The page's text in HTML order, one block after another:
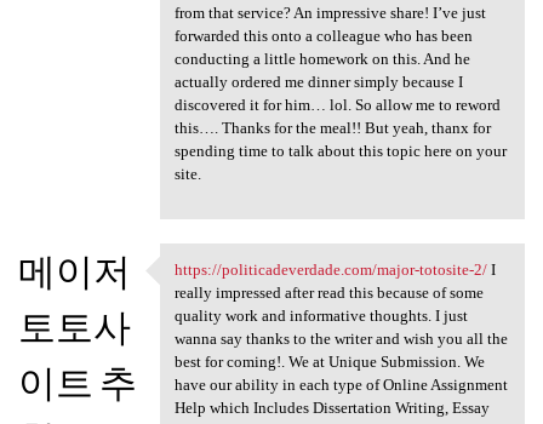
from that service? An impressive share! I’ve just
forwarded this onto a colleague who has been
conducting a little homework on this. And he
actually ordered me dinner simply because I
discovered it for him… lol. So allow me to reword
this…. Thanks for the meal!! But yeah, thanx for
spending time to talk about this topic here on your
site.
메이저
토토사
이트 추
https://politicadeverdade.com
https://politicadeverdade.com/major-totosite-2/I
really impressed after read this because of some
quality work and informative thoughts. I just
wanna say thanks to the writer and wish you all the
best for coming!. We at Unique Submission. We
have our ability in each type of Online Assignment
Help which Includes Dissertation Writing, Essay